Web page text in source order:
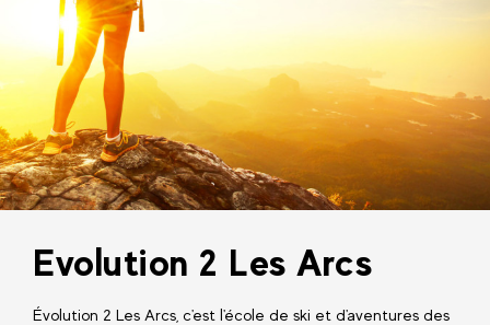
Evolution 2 Les Arcs
Évolution 2 Les Arcs, c'est l'école de ski et d'aventures des